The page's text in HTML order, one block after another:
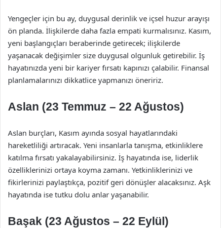
Yengeçler için bu ay, duygusal derinlik ve içsel huzur arayışı
ön planda. İlişkilerde daha fazla empati kurmalısınız. Kasım,
yeni başlangıçları beraberinde getirecek; ilişkilerde
yaşanacak değişimler size duygusal olgunluk getirebilir. İş
hayatınızda yeni bir kariyer fırsatı kapınızı çalabilir. Finansal
planlamalarınızı dikkatlice yapmanızı öneririz.
Aslan (23 Temmuz – 22 Ağustos)
Aslan burçları, Kasım ayında sosyal hayatlarındaki
hareketliliği artıracak. Yeni insanlarla tanışma, etkinliklere
katılma fırsatı yakalayabilirsiniz. İş hayatında ise, liderlik
özelliklerinizi ortaya koyma zamanı. Yetkinliklerinizi ve
fikirlerinizi paylaştıkça, pozitif geri dönüşler alacaksınız. Aşk
hayatında ise tutku dolu anlar yaşanabilir.
Başak (23 Ağustos – 22 Eylül)